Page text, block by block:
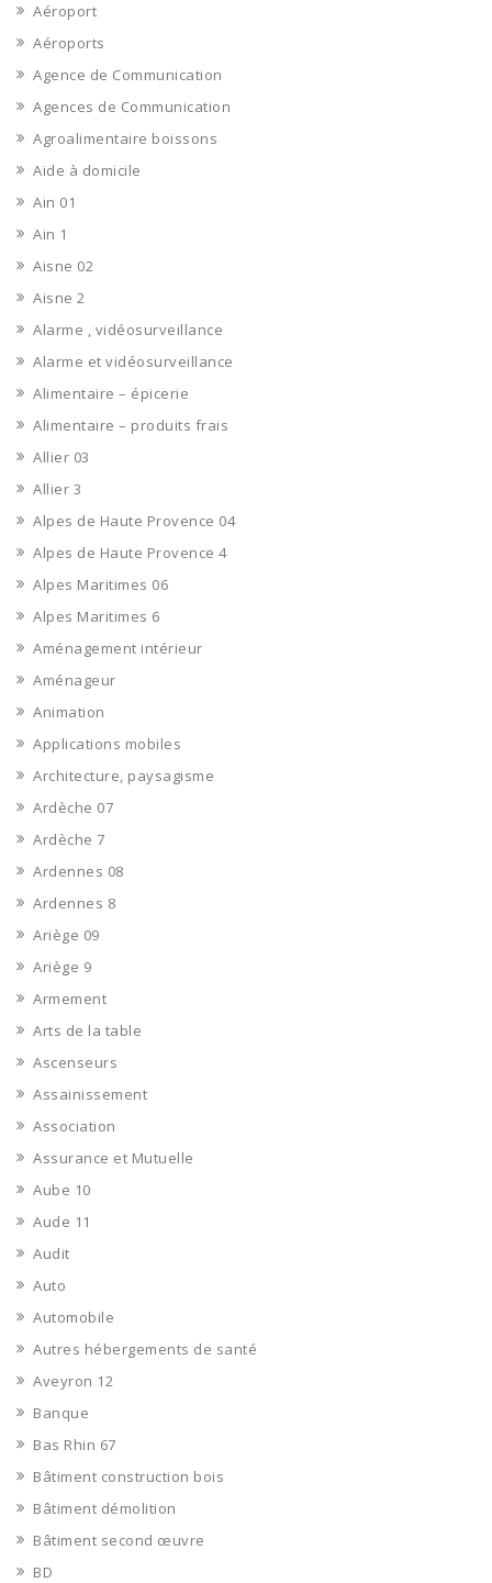
Aéroport
Aéroports
Agence de Communication
Agences de Communication
Agroalimentaire boissons
Aide à domicile
Ain 01
Ain 1
Aisne 02
Aisne 2
Alarme , vidéosurveillance
Alarme et vidéosurveillance
Alimentaire – épicerie
Alimentaire – produits frais
Allier 03
Allier 3
Alpes de Haute Provence 04
Alpes de Haute Provence 4
Alpes Maritimes 06
Alpes Maritimes 6
Aménagement intérieur
Aménageur
Animation
Applications mobiles
Architecture, paysagisme
Ardèche 07
Ardèche 7
Ardennes 08
Ardennes 8
Ariège 09
Ariège 9
Armement
Arts de la table
Ascenseurs
Assainissement
Association
Assurance et Mutuelle
Aube 10
Aude 11
Audit
Auto
Automobile
Autres hébergements de santé
Aveyron 12
Banque
Bas Rhin 67
Bâtiment construction bois
Bâtiment démolition
Bâtiment second œuvre
BD